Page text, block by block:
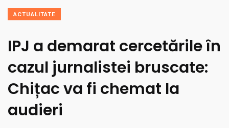
ACTUALITATE
IPJ a demarat cercetările în
cazul jurnalistei bruscate:
Chițac va fi chemat la
audieri